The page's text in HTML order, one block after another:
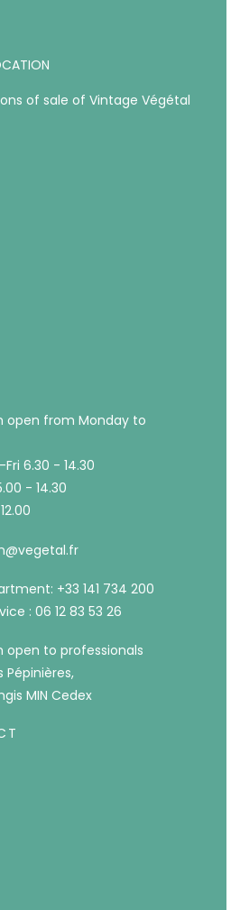
of sale of Vintage Végétal
open from Monday to
6.30 - 14.30
- 14.30
+33 141 734 200
: 06 12 83 53 26
open to professionals
Pépinières,
MIN Cedex